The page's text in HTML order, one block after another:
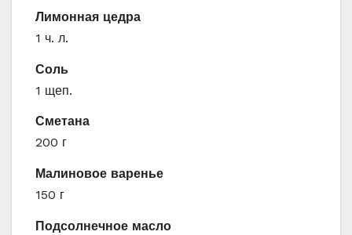
Лимонная цедра
1 ч. л.
Соль
1 щеп.
Сметана
200 г
Малиновое варенье
150 г
Подсолнечное масло